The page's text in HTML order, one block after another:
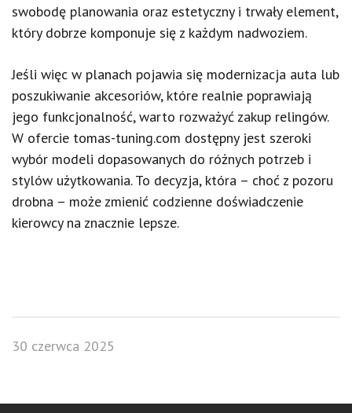
swobodę planowania oraz estetyczny i trwały element,
który dobrze komponuje się z każdym nadwoziem.
Jeśli więc w planach pojawia się modernizacja auta lub
poszukiwanie akcesoriów, które realnie poprawiają
jego funkcjonalność, warto rozważyć zakup relingów.
W ofercie tomas-tuning.com dostępny jest szeroki
wybór modeli dopasowanych do różnych potrzeb i
stylów użytkowania. To decyzja, która – choć z pozoru
drobna – może zmienić codzienne doświadczenie
kierowcy na znacznie lepsze.
30 czerwca 2025